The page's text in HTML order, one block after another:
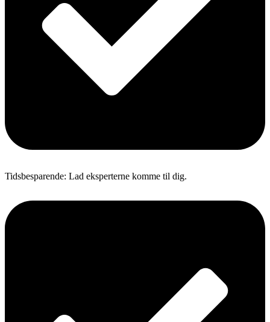
Tidsbesparende: Lad eksperterne komme til dig.